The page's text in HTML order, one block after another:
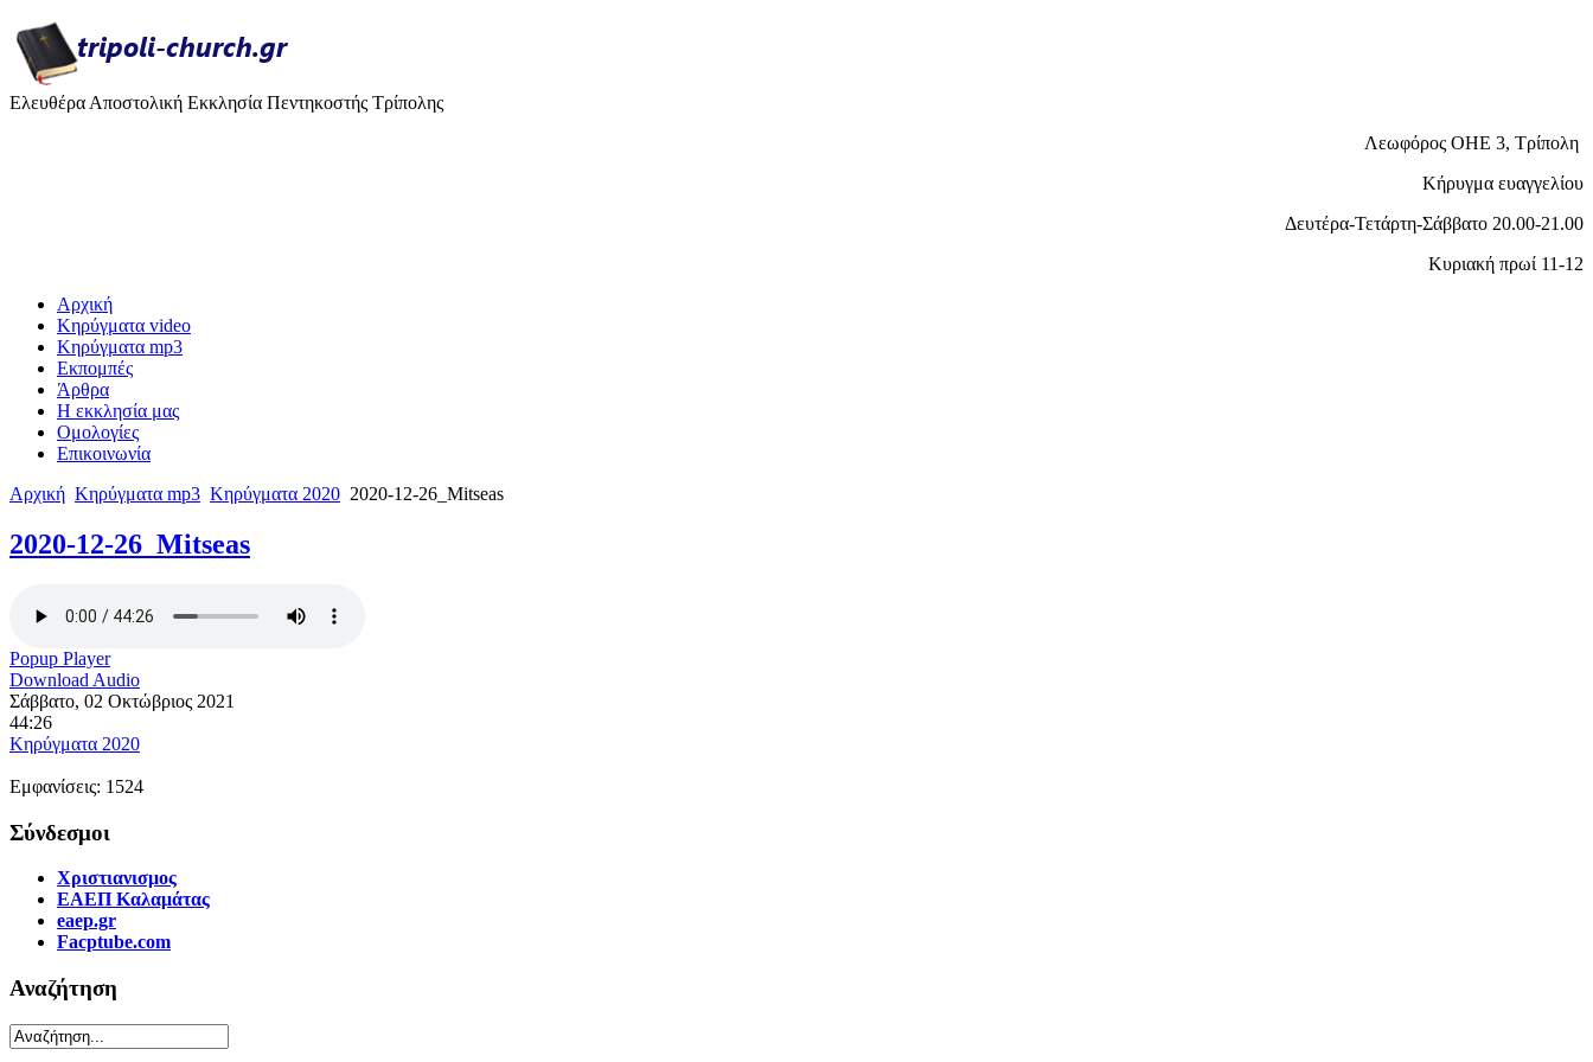
Ελευθέρα Αποστολική Εκκλησία Πεντηκοστής Τρίπολης
Λεωφόρος ΟΗΕ 3, Τρίπολη
Κήρυγμα ευαγγελίου
Δευτέρα-Τετάρτη-Σάββατο 20.00-21.00
Κυριακή πρωί 11-12
Αρχική
Κηρύγματα video
Κηρύγματα mp3
Εκπομπές
Άρθρα
H εκκλησία μας
Ομολογίες
Επικοινωνία
Αρχική Κηρύγματα mp3 Κηρύγματα 2020 2020-12-26_Mitseas
2020-12-26_Mitseas
Popup Player
Download Audio
Σάββατο, 02 Οκτώβριος 2021
44:26
Κηρύγματα 2020
Εμφανίσεις: 1524
Σύνδεσμοι
Χριστιανισμος
ΕΑΕΠ Καλαμάτας
eaep.gr
Facptube.com
Αναζήτηση